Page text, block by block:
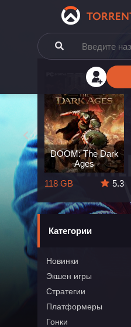
The
5.7
DOOM: The Dark
Ages
118 GB
5.3
Категории
Новинки
Экшен игры
Стратегии
Платформеры
Гонки